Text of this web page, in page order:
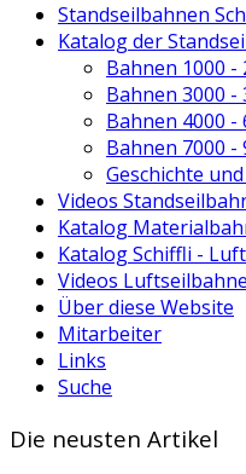
Standseilbahnen
Katalog der
Bahnen 1000 -
Bahnen 3000 -
Bahnen 4000 -
Bahnen 7000 -
Geschichte
Videos
Katalog
Katalog Schiffli -
Videos
Über diese Website
Mitarbeiter
Links
Suche
Die neusten Artikel